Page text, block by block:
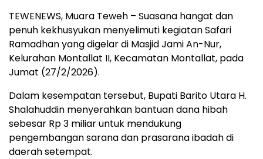
TEWENEWS, Muara Teweh – Suasana hangat dan
penuh kekhusyukan menyelimuti kegiatan Safari
Ramadhan yang digelar di Masjid Jami An-Nur,
Kelurahan Montallat II, Kecamatan Montallat, pada
Jumat (27/2/2026).
Dalam kesempatan tersebut, Bupati Barito Utara H.
Shalahuddin menyerahkan bantuan dana hibah
sebesar Rp 3 miliar untuk mendukung
pengembangan sarana dan prasarana ibadah di
daerah setempat.